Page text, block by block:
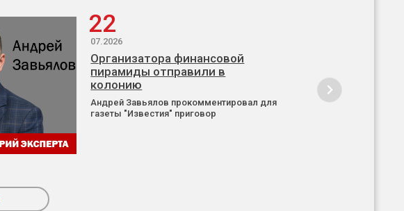
22
07.2026
Организатора финансовой
пирамиды отправили в
колонию
Андрей Завьялов прокомментировал для
газеты "Известия" приговор